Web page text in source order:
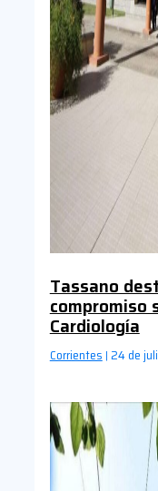
Tassano
Cardiología
Corrientes | 24 de